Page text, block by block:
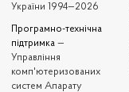
України 1994—2026
Програмно-технічна
підтримка —
Управління
комп'ютеризованих
систем Апарату